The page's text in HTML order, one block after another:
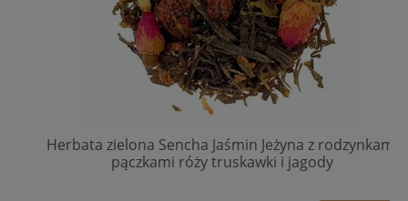
Herbata zielona Sencha Jaśmin Jeżyna z rodzynkami
pączkami róży truskawki i jagody